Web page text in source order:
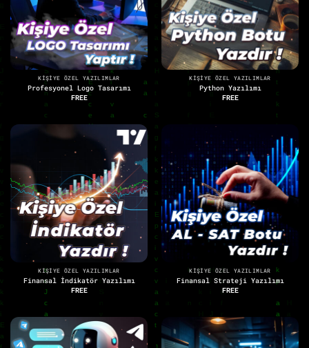
KIŞIYE ÖZEL YAZILIMLAR
Profesyonel Logo Tasarımı
FREE
KIŞIYE ÖZEL YAZILIMLAR
Python Yazılımı
FREE
KIŞIYE ÖZEL YAZILIMLAR
Finansal İndikatör Yazılımı
FREE
KIŞIYE ÖZEL YAZILIMLAR
Finansal Strateji Yazılımı
FREE